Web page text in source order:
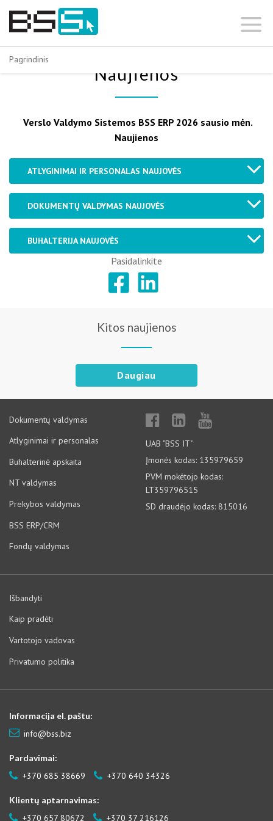
Skip
Pagrindinis
Naujienos
Verslo Valdymo Sistemos BSS ERP 2026 sausio mėn.
Naujienos
ATLYGINIMAI IR PERSONALAS NAUJOVĖS
DOKUMENTŲ VALDYMAS NAUJOVĖS
BUHALTERIJA NAUJOVĖS
Pasidalinkite
Kitos naujienos
Daugiau
Dokumentų valdymas
Atlyginimai ir personalas
Buhalterinė apskaita
NT valdymas
Prekybos valdymas
BSS ERP/CRM
Fondų valdymas
UAB "BSS IT"
Įmonės kodas: 135979659
PVM mokėtojo kodas:
LT359796515
SD draudėjo kodas: 815016
Išbandyti
Kaip pradėti
Vartotojo vadovas
Privatumo politika
Informacija el. paštu:
info@bss.biz
Pardavimai:
+370 685 38669 +370 640 34326
Klientų aptarnavimas:
+370 657 80672 +370 37 216126